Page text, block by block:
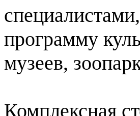
программу
музеев,
Комплексная